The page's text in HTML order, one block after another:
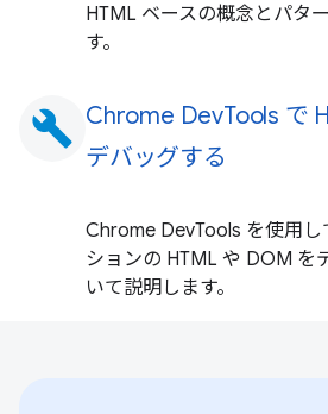
HTML ベースの概念とパタ
す。
build Chrome DevTools で
デバッグする
Chrome DevTools を使用し
ションの HTML や DOM を
いて説明します。